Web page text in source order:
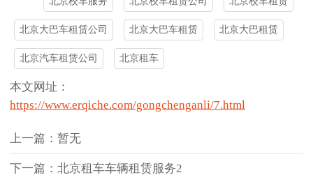
北京大巴车租赁公司 北京大巴车租赁 北京大巴租赁
北京汽车租赁公司 北京租车
本文网址：
https://www.erqiche.com/gongchenganli/7.html
上一篇：暂无
下一篇：北京租车车辆租赁服务2